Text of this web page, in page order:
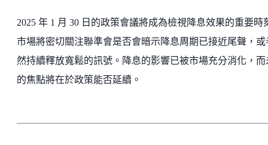
2025 年 1 月 30 日的政策會議將成為檢視降息效果的重要時
市場將密切關注聯準會是否會暗示降息周期已接近尾聲，或
然持續釋放寬鬆的訊號。降息的影響已被市場充分消化，而
的焦點將在於政策能否延續。